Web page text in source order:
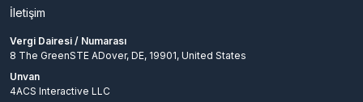
İletişim
Vergi Dairesi / Numarası
8 The GreenSTE ADover, DE, 19901, United States
Unvan
4ACS Interactive LLC